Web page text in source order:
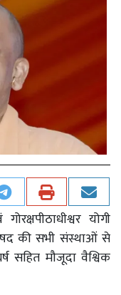
योगी
की सभी संस्थाओं से
सहित मौजूदा वैश्विक